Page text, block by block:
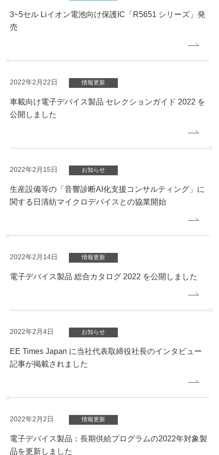
3~5セル Liイオン電池向け保護IC「R5651 シリーズ」発
売
2022年2月22日 情報更新
車載向け電子デバイス製品 セレクションガイド 2022 を
公開しました
2022年2月15日 お知らせ
生産設備等の「音響診断AI化支援コンサルティング」に
関する日清紡マイクロデバイスとの協業開始
2022年2月14日 情報更新
電子デバイス製品 総合カタログ 2022 を公開しました
2022年2月4日 お知らせ
EE Times Japan に当社代表取締役社長のインタビュー
記事が掲載されました
2022年2月2日 情報更新
電子デバイス製品：長期供給プログラムの2022年対象製
品を更新しました